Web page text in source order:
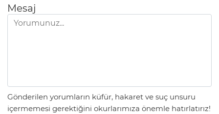
Mesaj
Gönderilen yorumların küfür, hakaret ve suç unsuru
içermemesi gerektiğini okurlarımıza önemle hatırlatırız!